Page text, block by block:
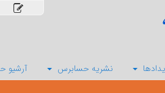
نشریه حسابرس آرشیو